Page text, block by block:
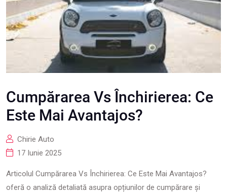
Cumpărarea Vs Închirierea: Ce
Este Mai Avantajos?
Chirie Auto
17 Iunie 2025
Articolul Cumpărarea Vs Închirierea: Ce Este Mai Avantajos?
oferă o analiză detaliată asupra opțiunilor de cumpărare și